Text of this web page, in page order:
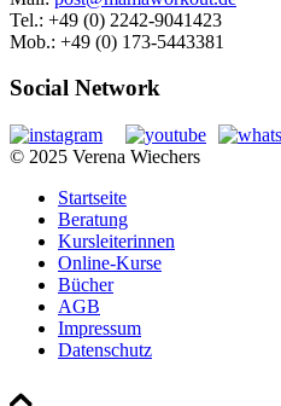
Tel.: +49 (0) 2242-9041423
Mob.: +49 (0) 173-5443381
Social Network
© 2025 Verena Wiechers
Startseite
Beratung
Kursleiterinnen
Online-Kurse
Bücher
AGB
Impressum
Datenschutz